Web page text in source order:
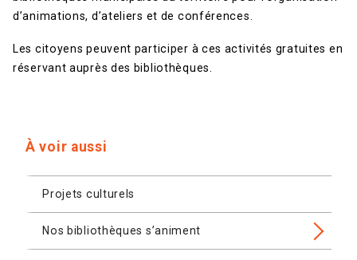
À voir aussi
Projets culturels
Nos bibliothèques s’animent
d’animations, d’ateliers et de conférences.
Les citoyens peuvent participer à ces activités gratuites en
réservant auprès des bibliothèques.